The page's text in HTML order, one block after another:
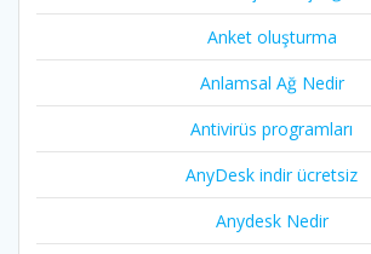
Anket oluşturma
Anlamsal Ağ Nedir
Antivirüs programları
AnyDesk indir ücretsiz
Anydesk Nedir